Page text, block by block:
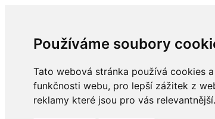
Používáme soubory
Tato webová stránka používá cookies
funkčnosti webu, pro lepší zážitek z
reklamy které jsou pro vás relevantnější.